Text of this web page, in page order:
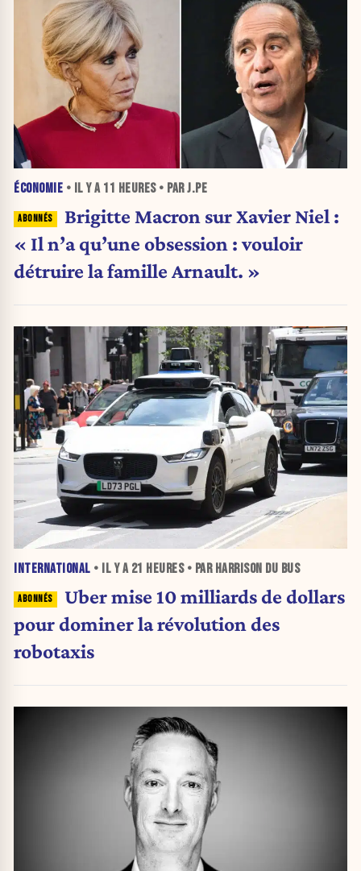
ÉCONOMIE • IL Y A 11 HEURES• PAR J.PE
Brigitte Macron sur Xavier Niel :
« Il n’a qu’une obsession : vouloir
détruire la famille Arnault. »
INTERNATIONAL • IL Y A 21 HEURES• PAR HARRISON DU BUS
Uber mise 10 milliards de dollars
pour dominer la révolution des
robotaxis